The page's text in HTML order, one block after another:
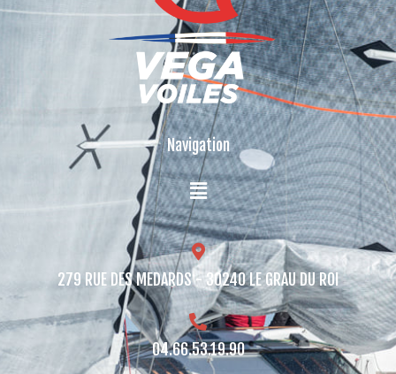
Navigation
279 RUE DES MEDARDS - 30240 LE GRAU DU ROI​
04.66.53.19.90